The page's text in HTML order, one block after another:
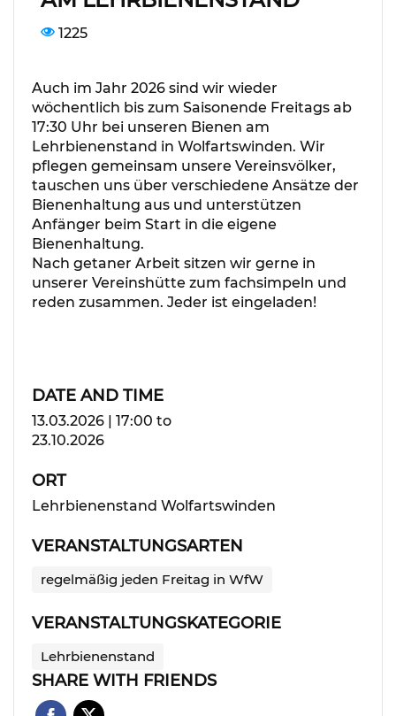
1225
Auch im Jahr 2026 sind wir wieder
wöchentlich bis zum Saisonende Freitags ab
17:30 Uhr bei unseren Bienen am
Lehrbienenstand in Wolfartswinden. Wir
pflegen gemeinsam unsere Vereinsvölker,
tauschen uns über verschiedene Ansätze der
Bienenhaltung aus und unterstützen
Anfänger beim Start in die eigene
Bienenhaltung.
Nach getaner Arbeit sitzen wir gerne in
unserer Vereinshütte zum fachsimpeln und
reden zusammen. Jeder ist eingeladen!
DATE AND TIME
13.03.2026 | 17:00 to
23.10.2026
ORT
Lehrbienenstand Wolfartswinden
VERANSTALTUNGSARTEN
regelmäßig jeden Freitag in WfW
VERANSTALTUNGSKATEGORIE
Lehrbienenstand
SHARE WITH FRIENDS